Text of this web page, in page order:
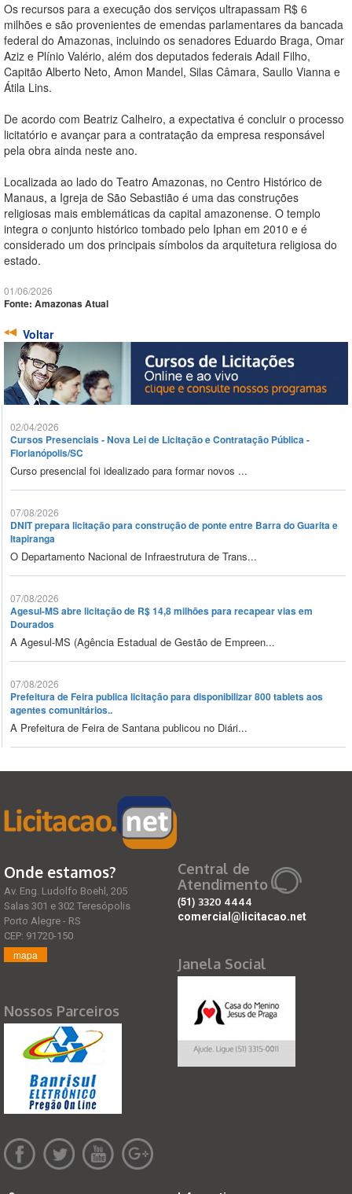
Os recursos para a execução dos serviços ultrapassam R$ 6
milhões e são provenientes de emendas parlamentares da bancada
federal do Amazonas, incluindo os senadores Eduardo Braga, Omar
Aziz e Plínio Valério, além dos deputados federais Adail Filho,
Capitão Alberto Neto, Amon Mandel, Silas Câmara, Saullo Vianna e
Átila Lins.
De acordo com Beatriz Calheiro, a expectativa é concluir o processo
licitatório e avançar para a contratação da empresa responsável
pela obra ainda neste ano.
Localizada ao lado do Teatro Amazonas, no Centro Histórico de
Manaus, a Igreja de São Sebastião é uma das construções
religiosas mais emblemáticas da capital amazonense. O templo
integra o conjunto histórico tombado pelo Iphan em 2010 e é
considerado um dos principais símbolos da arquitetura religiosa do
estado.
01/06/2026
Fonte: Amazonas Atual
Voltar
02/04/2026
Cursos Presenciais - Nova Lei de Licitação e Contratação Pública -
Florianópolis/SC
Curso presencial foi idealizado para formar novos ...
07/08/2026
DNIT prepara licitação para construção de ponte entre Barra do Guarita e
Itapiranga
O Departamento Nacional de Infraestrutura de Trans...
07/08/2026
Agesul-MS abre licitação de R$ 14,8 milhões para recapear vias em
Dourados
A Agesul-MS (Agência Estadual de Gestão de Empreen...
07/08/2026
Prefeitura de Feira publica licitação para disponibilizar 800 tablets aos
agentes comunitários..
A Prefeitura de Feira de Santana publicou no Diári...
Onde estamos?
Av. Eng. Ludolfo Boehl, 205
Salas 301 e 302 Teresópolis
Porto Alegre - RS
CEP: 91720-150
mapa
Nossos Parceiros
Central de
Atendimento
(51) 3320 4444
comercial@licitacao.net
Janela Social